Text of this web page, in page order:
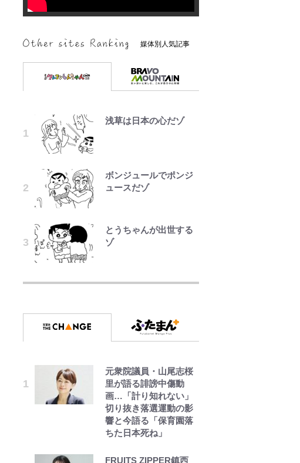
媒体別人気記事
浅草は日本の心だゾ
ボンジュールでポンジ
ュースだゾ
とうちゃんが出世する
ゾ
る」魚だった！ ルアー
ジナリティ＆おもしろ
さを知る
「キャンプツーリン
グ」での「NGパッキン
グ」7選！ 安全＆快適
につながる「荷物の順
序や位置」積載のコツ
とは？「実体験レポ」
【自転車】「若いとき
元衆院議員・山尾志桜
里が語る誹謗中傷動
画…「計り知れない」
切り抜き落選運動の影
響と今語る「保育園落
ちた日本死ね」
FRUITS ZIPPER鎮西